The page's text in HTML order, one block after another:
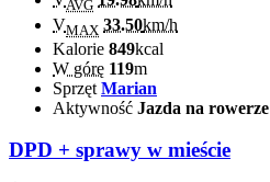
AVG
VMAX 33.50km/h
Kalorie 849kcal
W górę 119m
Sprzęt Marian
Aktywność Jazda na rowerze
DPD + sprawy w mieście